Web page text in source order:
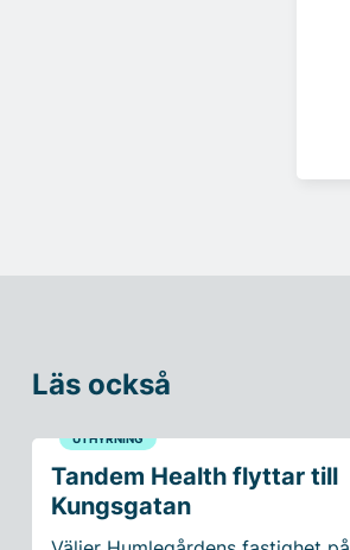
Läs också
UTHYRNING
Tandem Health flyttar till
Kungsgatan